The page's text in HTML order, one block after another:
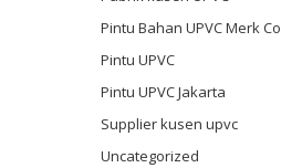
Pintu Bahan UPVC Merk
Pintu UPVC
Pintu UPVC Jakarta
Supplier kusen upvc
Uncategorized